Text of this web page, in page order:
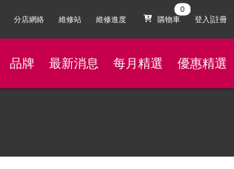
分店網絡 維修站 維修進度 購物車 登入|註冊
品牌 最新消息 每月精選 優惠精選